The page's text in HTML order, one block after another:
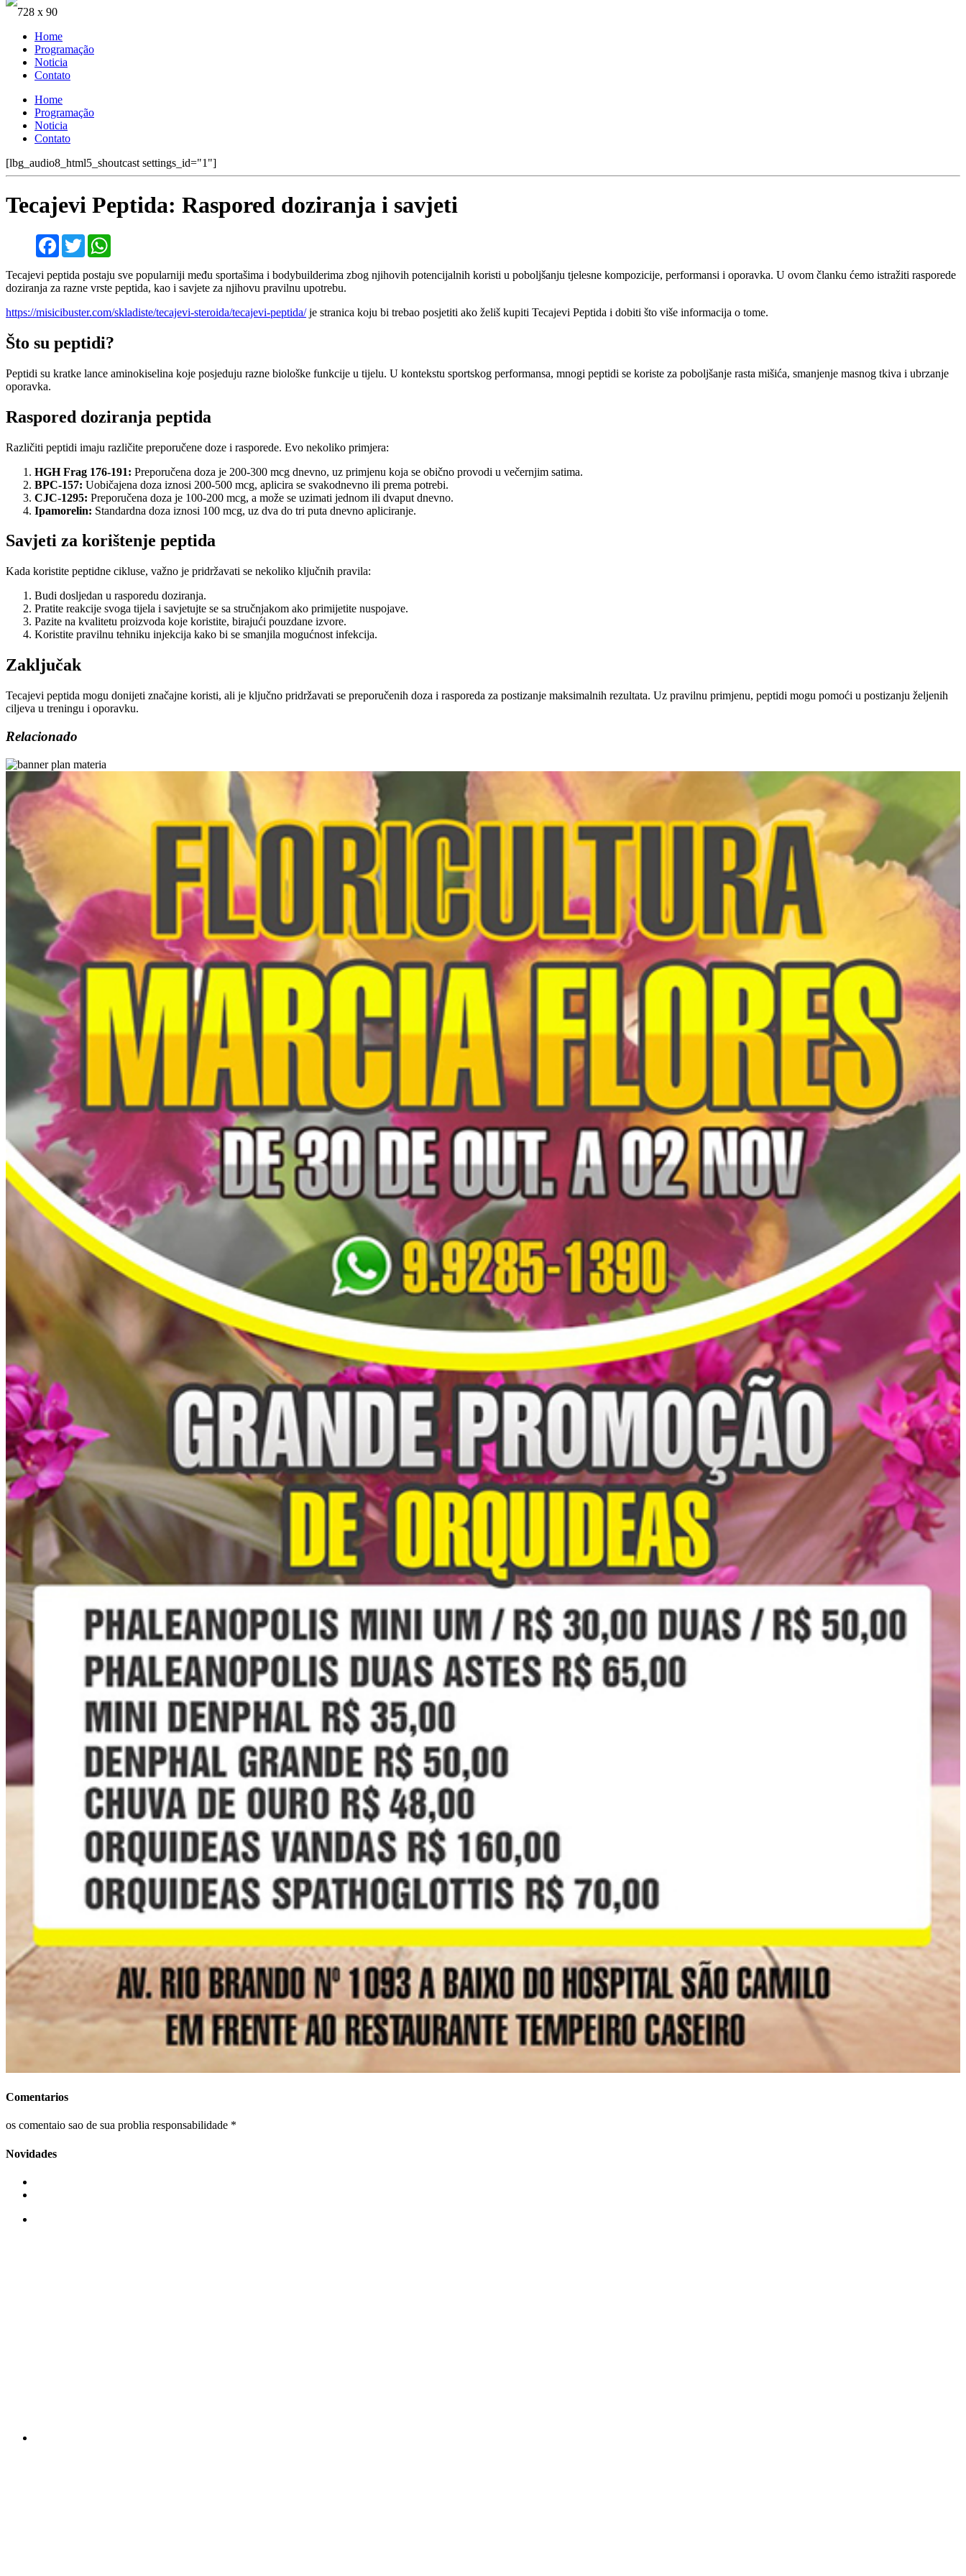
728 x 90
Home
Programação
Noticia
Contato
Home
Programação
Noticia
Contato
[lbg_audio8_html5_shoutcast settings_id="1"]
Tecajevi Peptida: Raspored doziranja i savjeti
Facebook
Twitter
Tecajevi peptida postaju sve popularniji među sportašima i bodybuilderima zbog njihovih potencijalnih koristi u poboljšanju tjelesne kompozicije, performansi i oporavka. U ovom članku ćemo istražiti rasporede
doziranja za razne vrste peptida, kao i savjete za njihovu pravilnu upotrebu.
https://misicibuster.com/skladiste/tecajevi-steroida/tecajevi-peptida/je stranica koju bi trebao posjetiti ako želiš kupiti Tecajevi Peptida i dobiti što više informacija o tome.
Što su peptidi?
Peptidi su kratke lance aminokiselina koje posjeduju razne biološke funkcije u tijelu. U kontekstu sportskog performansa, mnogi peptidi se koriste za poboljšanje rasta mišića, smanjenje masnog tkiva i ubrzanje
oporavka.
Raspored doziranja peptida
Različiti peptidi imaju različite preporučene doze i rasporede. Evo nekoliko primjera:
HGH Frag 176-191: Preporučena doza je 200-300 mcg dnevno, uz primjenu koja se obično provodi u večernjim satima.
BPC-157: Uobičajena doza iznosi 200-500 mcg, aplicira se svakodnevno ili prema potrebi.
CJC-1295: Preporučena doza je 100-200 mcg, a može se uzimati jednom ili dvaput dnevno.
Ipamorelin: Standardna doza iznosi 100 mcg, uz dva do tri puta dnevno apliciranje.
Savjeti za korištenje peptida
Kada koristite peptidne cikluse, važno je pridržavati se nekoliko ključnih pravila:
Budi dosljedan u rasporedu doziranja.
Pratite reakcije svoga tijela i savjetujte se sa stručnjakom ako primijetite nuspojave.
Pazite na kvalitetu proizvoda koje koristite, birajući pouzdane izvore.
Koristite pravilnu tehniku injekcija kako bi se smanjila mogućnost infekcija.
Zaključak
Tecajevi peptida mogu donijeti značajne koristi, ali je ključno pridržavati se preporučenih doza i rasporeda za postizanje maksimalnih rezultata. Uz pravilnu primjenu, peptidi mogu pomoći u postizanju željenih
ciljeva u treningu i oporavku.
Relacionado
Comentarios
os comentaio sao de sua problia responsabilidade *
Novidades